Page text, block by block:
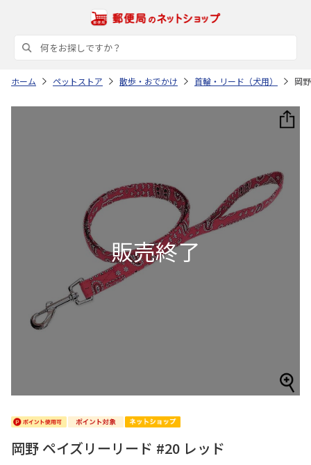
ホーム ペットストア 散歩・おでかけ 首輪・リード（犬用） 岡
岡野 ペイズリーリード #20 レッド